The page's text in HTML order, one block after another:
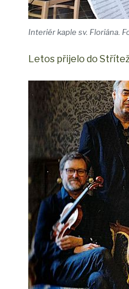
Interiér kaple sv. Floriána.
Letos přijelo do